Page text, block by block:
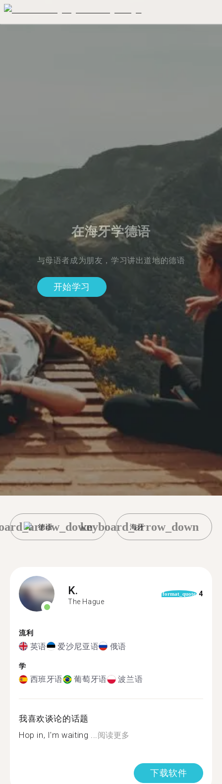
在海牙学德语
与母语者成为朋友，学习讲出道地的德语
开始学习
德语 海牙
keyboard_arrow_down
K.
The Hague
format_quote 4
流利
英语 爱沙尼亚语 俄语
学
西班牙语 葡萄牙语 波兰语
我喜欢谈论的话题
Hop in, I'm waiting ...阅读更多
下载软件